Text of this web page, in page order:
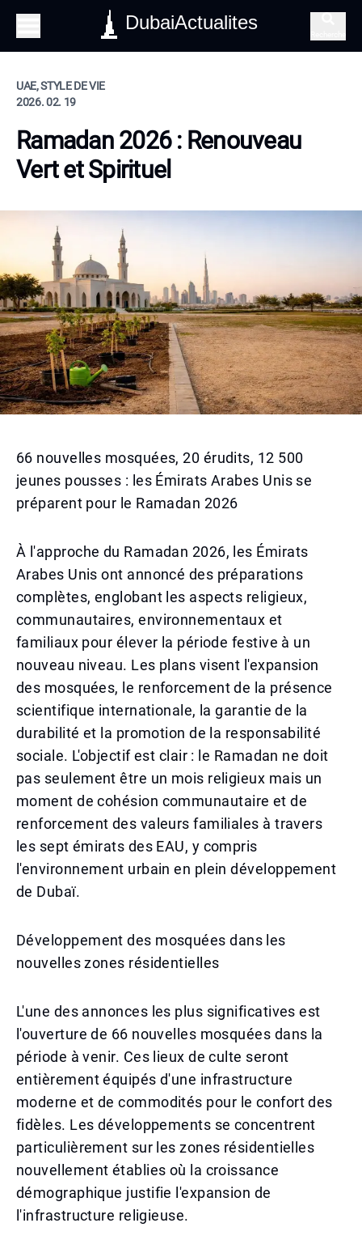
DubaiActualites
UAE, STYLE DE VIE
2026. 02. 19
Ramadan 2026 : Renouveau
Vert et Spirituel
66 nouvelles mosquées, 20 érudits, 12 500
jeunes pousses : les Émirats Arabes Unis se
préparent pour le Ramadan 2026
À l'approche du Ramadan 2026, les Émirats
Arabes Unis ont annoncé des préparations
complètes, englobant les aspects religieux,
communautaires, environnementaux et
familiaux pour élever la période festive à un
nouveau niveau. Les plans visent l'expansion
des mosquées, le renforcement de la présence
scientifique internationale, la garantie de la
durabilité et la promotion de la responsabilité
sociale. L'objectif est clair : le Ramadan ne doit
pas seulement être un mois religieux mais un
moment de cohésion communautaire et de
renforcement des valeurs familiales à travers
les sept émirats des EAU, y compris
l'environnement urbain en plein développement
de Dubaï.
Développement des mosquées dans les
nouvelles zones résidentielles
L'une des annonces les plus significatives est
l'ouverture de 66 nouvelles mosquées dans la
période à venir. Ces lieux de culte seront
entièrement équipés d'une infrastructure
moderne et de commodités pour le confort des
fidèles. Les développements se concentrent
particulièrement sur les zones résidentielles
nouvellement établies où la croissance
démographique justifie l'expansion de
l'infrastructure religieuse.